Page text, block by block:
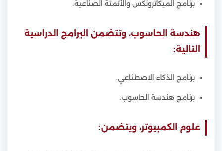
برنامج الميكاترونكس والأتمتة الصناعية.
هندسة الحاسوب، وتتضمن البرامج الدراسية
التالية:
برنامج الذكاء الاصطناعي.
برنامج هندسة الحاسوب.
علوم الكمبيوتر، ويتضمن: